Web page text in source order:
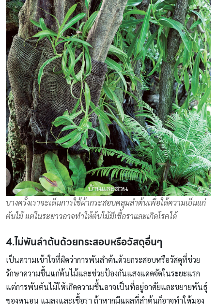
บางครั้งเราจะเห็นการใช้ผ้ากระสอบคลุมลำต้นเพื่อให้ความเย็นแก่
ต้นไม้ แต่ในระยาวอาจทำให้ต้นไม้มีเชื้อราและเกิดโรคได้
4.ไม่พันลำต้นด้วยกระสอบหรือวัสดุอื่นๆ
เป็นความเข้าใจที่ผิดว่าการพันลำต้นด้วยกระสอบหรือวัสดุที่ช่วย
รักษาความชื้นแก่ต้นไม้และช่วยป้องกันแสงแดดจัดในระยะแรก
แต่การพันต้นไม้ให้เกิดความชื้นอาจเป็นที่อยู่อาศัยและขยายพันธุ์
ของหนอน แมลงและเชื้อรา ถ้าหากมีแผลที่ลำต้นก็อาจทำให้มอง